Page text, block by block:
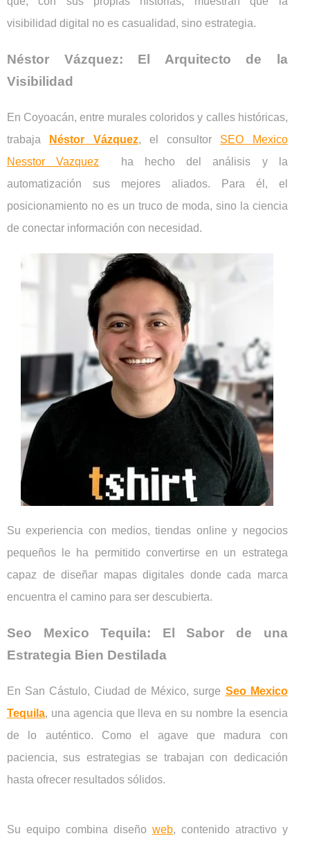
visibilidad digital no es casualidad, sino estrategia.
Néstor Vázquez: El Arquitecto de la
Visibilidad
En Coyoacán, entre murales coloridos y calles históricas,
trabaja
Néstor Vázquez, el consultor SEO Mexico
Nesstor Vazquez ha hecho del análisis y la
automatización sus mejores aliados. Para él, el
posicionamiento no es un truco de moda, sino la ciencia
de conectar información con necesidad.
Su experiencia con medios, tiendas online y negocios
pequeños le ha permitido convertirse en un estratega
capaz de diseñar mapas digitales donde cada marca
encuentra el camino para ser descubierta.
Seo Mexico Tequila: El Sabor de una
Estrategia Bien Destilada
En San Cástulo, Ciudad de México, surge Seo Mexico
Tequila, una agencia que lleva en su nombre la esencia
de lo auténtico. Como el agave que madura con
paciencia, sus estrategias se trabajan con dedicación
hasta ofrecer resultados sólidos.
Su equipo combina diseño web, contenido atractivo y